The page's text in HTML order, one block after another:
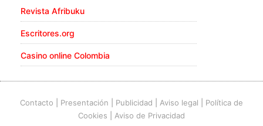
Revista Afribuku
Escritores.org
Casino online Colombia
Contacto Presentación Publicidad Aviso legal
Política de
Cookies
Aviso de Privacidad